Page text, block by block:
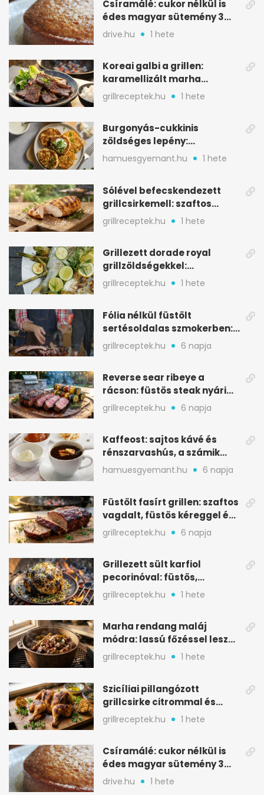
Csíramálé: cukor nélkül is
édes magyar sütemény 3
alapanyagból
drive.hu 1 hete
Koreai galbi a grillen:
karamellizált marha
rövidborda gyorsan
grillreceptek.hu 1 hete
Burgonyás-cukkinis
zöldséges lepény:
aranybarna, szaftos, hús
nélkül is
hamuesgyemant.hu 1 hete
Sólével befecskendezett
grillcsirkemell: szaftos
marad, nem szárad ki
grillreceptek.hu 1 hete
Grillezett dorade royal
grillzöldségekkel:
mediterrán ízek a rostélyról
grillreceptek.hu 1 hete
Fólia nélkül füstölt
sertésoldalas szmokerben:
ropogós bark, 6 óra
grillreceptek.hu 6 napja
Reverse sear ribeye a
rácson: füstös steak nyári
tökkebabbal
grillreceptek.hu 6 napja
Kaffeost: sajtos kávé és
rénszarvashús, a számik
melegítő itala
hamuesgyemant.hu 6 napja
Füstölt fasírt grillen: szaftos
vagdalt, füstös kéreggel és
BBQ mázzal
grillreceptek.hu 6 napja
Grillezett sült karfiol
pecorinóval: füstös,
karamellizált nyári kedvenc
grillreceptek.hu 1 hete
Marha rendang maláj
módra: lassú főzéssel lesz
igazán szaftos
grillreceptek.hu 1 hete
Szicíliai pillangózott
grillcsirke citrommal és
oregánóval
grillreceptek.hu 1 hete
Csíramálé: cukor nélkül is
édes magyar sütemény 3
alapanyagból
drive.hu 1 hete